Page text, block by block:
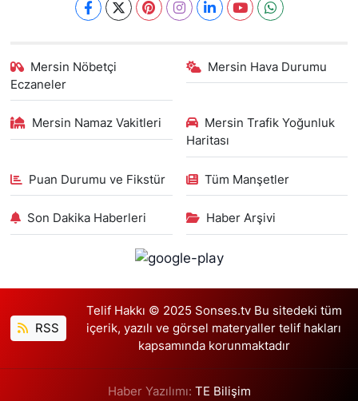
Mersin Nöbetçi
Eczaneler
Mersin Hava Durumu
Mersin Namaz Vakitleri
Mersin Trafik Yoğunluk
Haritası
Puan Durumu ve Fikstür Tüm Manşetler
Son Dakika Haberleri Haber Arşivi
RSS
Telif Hakkı © 2025 Sonses.tv Bu sitedeki tüm
içerik, yazılı ve görsel materyaller telif hakları
kapsamında korunmaktadır
Haber Yazılımı: TE Bilişim